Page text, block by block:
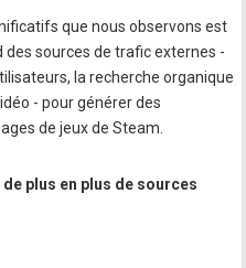
que nous observons est
des sources de trafic externes -
la recherche organique
- pour générer des
de jeux de Steam.
plus en plus de sources